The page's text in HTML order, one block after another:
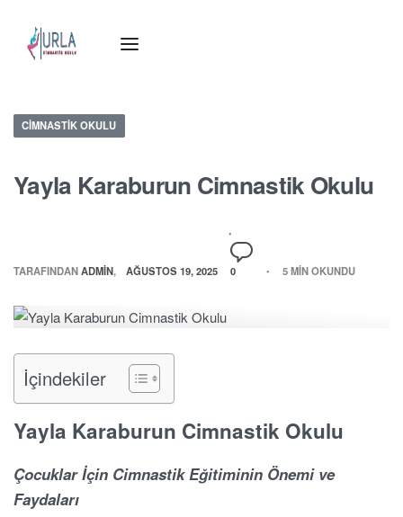
CIMNASTIK OKULU
Yayla Karaburun Cimnastik Okulu
TARAFINDANADMIN AĞUSTOS 19, 2025 0 5 MIN OKUNDU
İçindekiler
Yayla Karaburun Cimnastik Okulu
Çocuklar İçin Cimnastik Eğitiminin Önemi ve
Faydaları